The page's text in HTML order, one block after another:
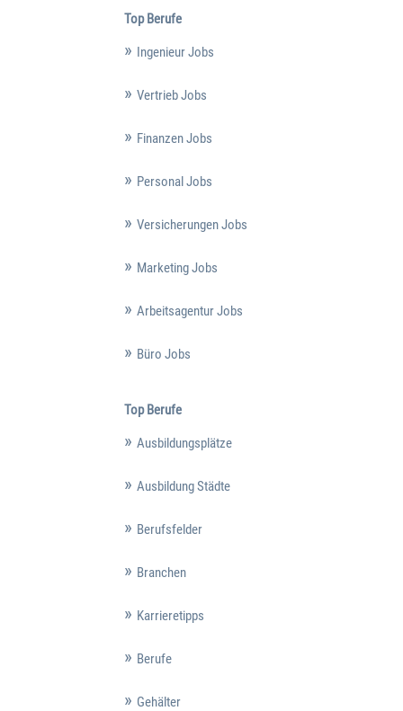
Top Berufe
Ingenieur Jobs
Vertrieb Jobs
Finanzen Jobs
Personal Jobs
Versicherungen Jobs
Marketing Jobs
Arbeitsagentur Jobs
Büro Jobs
Top Berufe
Ausbildungsplätze
Ausbildung Städte
Berufsfelder
Branchen
Karrieretipps
Berufe
Gehälter